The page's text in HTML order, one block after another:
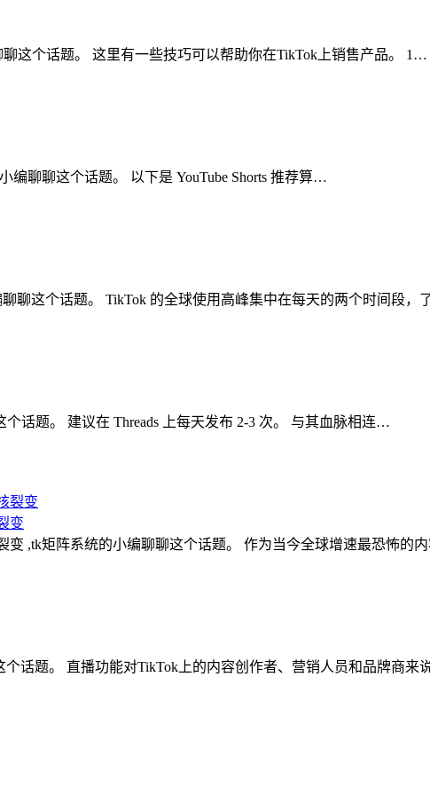
这个话题。 这里有一些技巧可以帮助你在TikTok上销售产品。 1…
编聊聊这个话题。 以下是 YouTube Shorts 推荐算…
聊这个话题。 TikTok 的全球使用高峰集中在每天的两个时间段，
话题。 建议在 Threads 上每天发布 2-3 次。 与其血脉相连…
变
变 ,tk矩阵系统的小编聊聊这个话题。 作为当今全球增速最恐怖的
个话题。 直播功能对TikTok上的内容创作者、营销人员和品牌商来